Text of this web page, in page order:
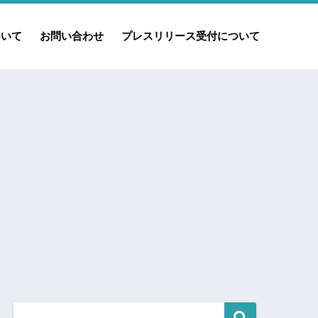
て お問い合わせ プレスリリース受付について